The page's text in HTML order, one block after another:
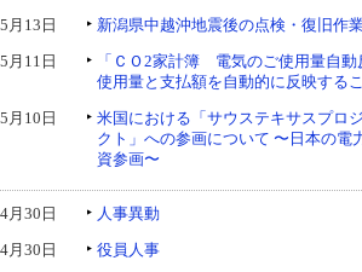
5月13日
新潟県中越沖地震後の点検・復旧作
5月11日
「ＣＯ2家計簿 電気のご使用量自
使用量と支払額を自動的に反映する
5月10日
米国における「サウステキサスプロ
クト」への参画について 〜日本の
資参画〜
4月30日
人事異動
4月30日
役員人事